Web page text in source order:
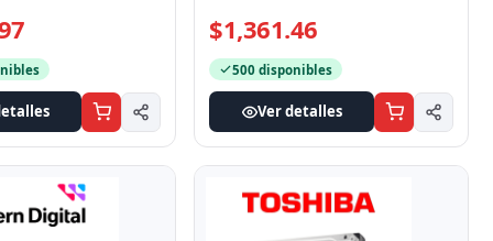
$1,361.46
500 disponibles
Ver detalles